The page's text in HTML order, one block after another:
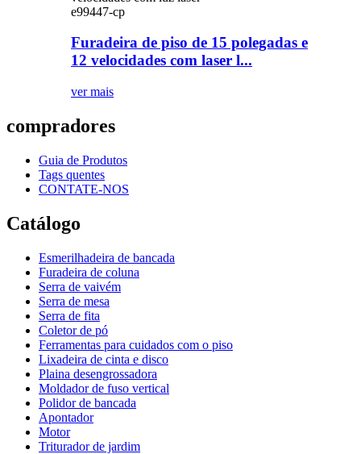
e99447-cp
Furadeira de piso de 15 polegadas e
12 velocidades com laser l...
ver mais
compradores
Guia de Produtos
Tags quentes
CONTATE-NOS
Catálogo
Esmerilhadeira de bancada
Furadeira de coluna
Serra de vaivém
Serra de mesa
Serra de fita
Coletor de pó
Ferramentas para cuidados com o piso
Lixadeira de cinta e disco
Plaina desengrossadora
Moldador de fuso vertical
Polidor de bancada
Apontador
Motor
Triturador de jardim